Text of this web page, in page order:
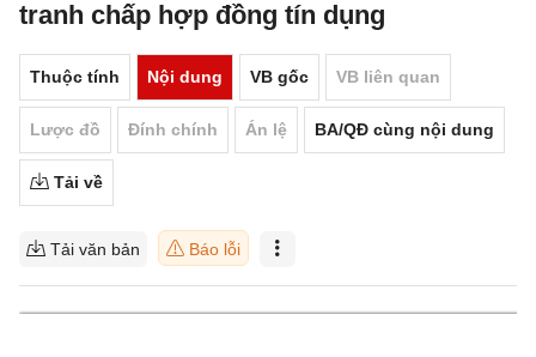
tranh chấp hợp đồng tín dụng
Thuộc tính Nội dung VB gốc VB liên quan
Lược đồ Đính chính Án lệ BA/QĐ cùng nội dung
Tải về
Tải văn bản Báo lỗi